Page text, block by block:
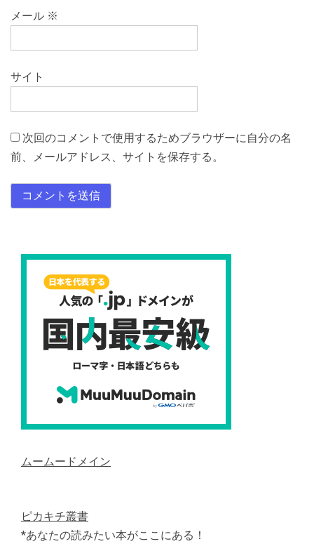
メール ※
サイト
次回のコメントで使用するためブラウザーに自分の名
前、メールアドレス、サイトを保存する。
ムームードメイン
ピカキチ叢書
*あなたの読みたい本がここにある！